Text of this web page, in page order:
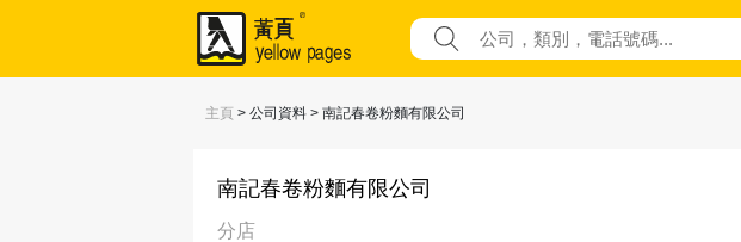
主頁 > 公司資料 > 南記春卷粉麵有限公司
南記春卷粉麵有限公司
分店